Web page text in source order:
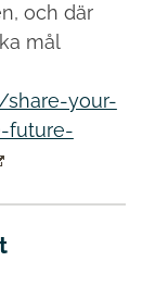
och där
mål
share-your-
future-